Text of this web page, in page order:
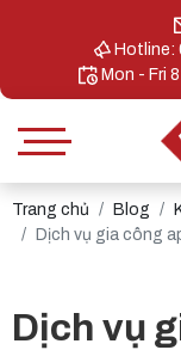
Hotline:
Mon - Fri
Trang chủ Blog
Dịch vụ gia công
Dịch vụ